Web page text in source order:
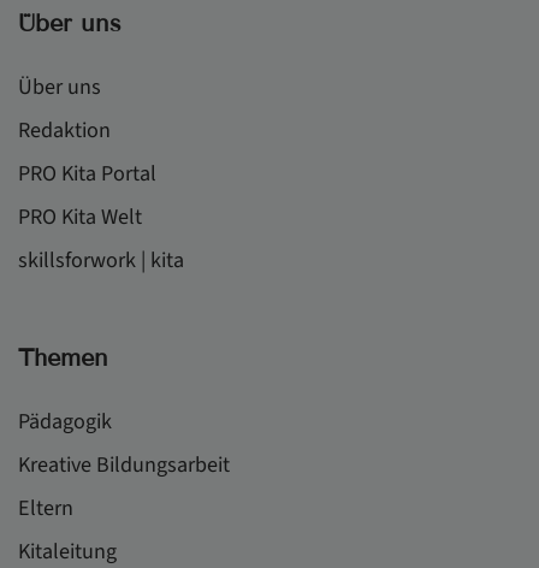
Über uns
Über uns
Redaktion
PRO Kita Portal
PRO Kita Welt
skillsforwork | kita
Themen
Pädagogik
Kreative Bildungsarbeit
Eltern
Kitaleitung